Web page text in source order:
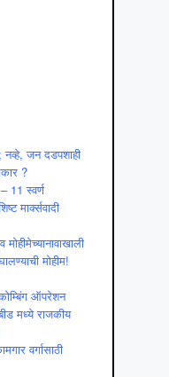
नव्हे, जन दडपशाही
?
11 स्वर्ण
मार्क्सवादी
मोहीम!
ऑपरेशन
मध्ये राजकीय
वर्गासाठी